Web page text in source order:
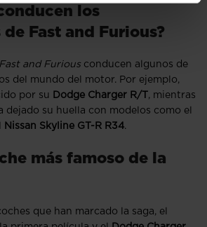
los
Fast and Furious?
Fast and Furious conducen algunos de
del mundo del motor. Por ejemplo,
por su Dodge Charger R/T, mientras
dejado su huella con modelos como el
Nissan Skyline GT-R R34.
más famoso de la
que han marcado la saga, el